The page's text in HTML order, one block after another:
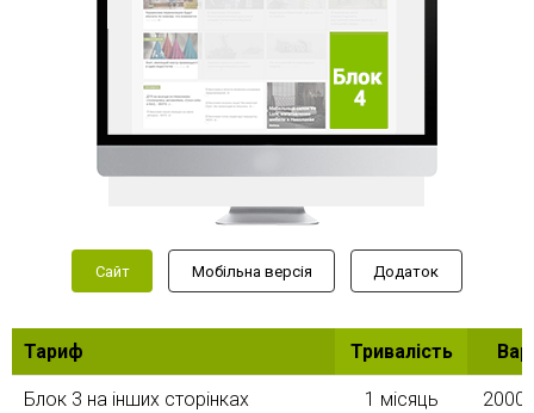
Сайт Мобільна версія Додаток
Тариф Тривалість
Блок 3 на інших сторінках 1 місяць